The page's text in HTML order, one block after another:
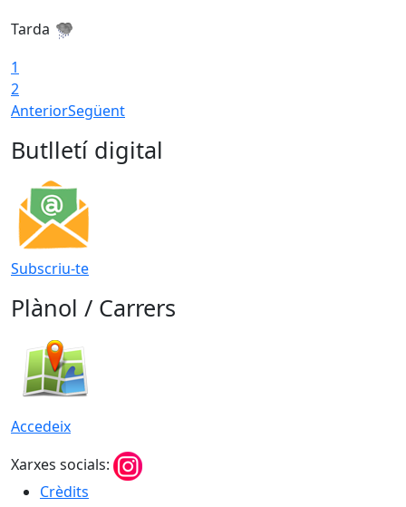
Tarda
1
2
AnteriorSegüent
Butlletí digital
Subscriu-te
Plànol / Carrers
Accedeix
Xarxes socials:
Crèdits